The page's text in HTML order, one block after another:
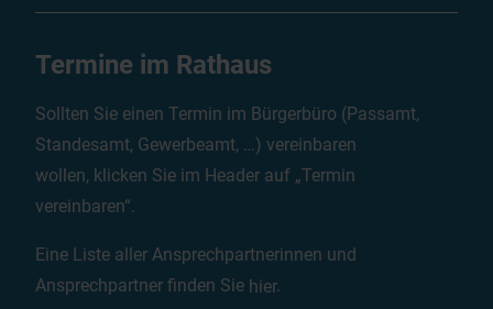
Termine im Rathaus
Sollten Sie einen Termin im Bürgerbüro (Passamt,
Standesamt, Gewerbeamt, …) vereinbaren
wollen, klicken Sie im Header auf „Termin
vereinbaren“.
Eine Liste aller Ansprechpartnerinnen und
Ansprechpartner finden Sie hier.